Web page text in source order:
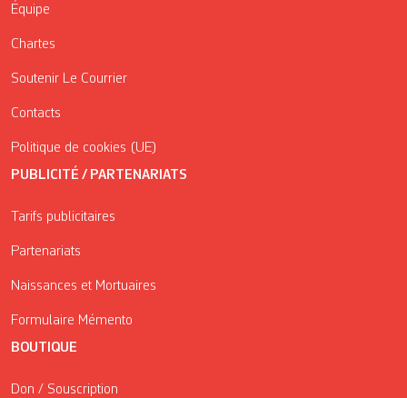
Équipe
Chartes
Soutenir Le Courrier
Contacts
Politique de cookies (UE)
PUBLICITÉ / PARTENARIATS
Tarifs publicitaires
Partenariats
Naissances et Mortuaires
Formulaire Mémento
BOUTIQUE
Don / Souscription